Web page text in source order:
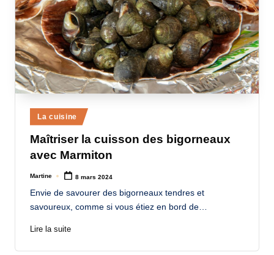
Posted
in
La cuisine
Maîtriser la cuisson des bigorneaux
avec Marmiton
Posted
Martine 8 mars 2024
Envie de savourer des bigorneaux tendres et
savoureux, comme si vous étiez en bord de…
Lire la suite